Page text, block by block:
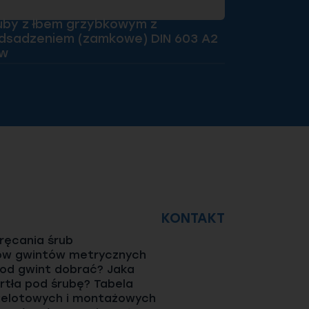
z łbem grzybkowym z
(zamkowe) DIN 603 A2
śrub
gwintów metrycznych
gwint dobrać? Jaka
pod śrubę? Tabela
i montażowych
KONTAKT